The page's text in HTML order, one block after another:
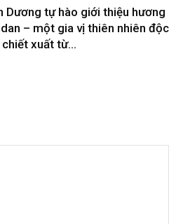
Dương tự hào giới thiệu hương
– một gia vị thiên nhiên độc
xuất từ...